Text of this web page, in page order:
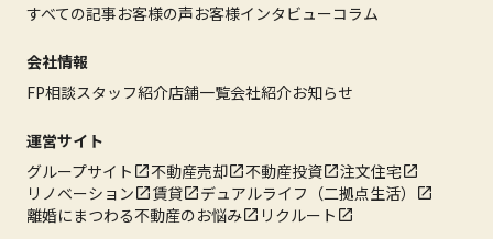
すべての記事お客様の声お客様インタビューコラム
会社情報
FP相談スタッフ紹介店舗一覧会社紹介お知らせ
運営サイト
グループサイト
不動産売却 不動産投資
注文住宅
リノベーション
賃貸
デュアルライフ（二拠点生活）
離婚にまつわる不動産のお悩み
リクルート